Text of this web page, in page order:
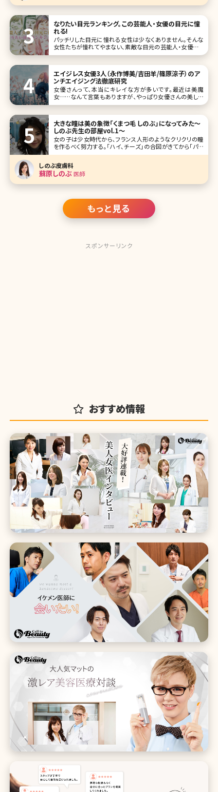
なりたい目元ランキング。この芸能人・女優の目元に憧
れる!
パッチリした目元に憧れる女性は少なくありません。そんな
女性たちが憧れてやまない、素敵な目元の芸能人・女優をラ
ンキングにしました!ランキングに出ている芸能人・女優さん
エイジレス女優3人（永作博美/吉田羊/篠原涼子）のア
ンチエイジング法徹底研究
女優さんって、本当にキレイな方が多いです。最近は美魔
女……なんて言葉もありますが、やっぱり女優さんの美しさ
には敵いません。 年齢不詳で、本当の年齢は全くわからな
とりサラサラ、もちろんスタイルも抜群で、いったいどんなアン
チエイジングの対策を
大きな瞳は美の象徴「くまつ毛 しのぶ」になってみた〜
しのぶ先生の部屋vol.1〜
女の子は少女時代から、フランス人形のようなクリクリの瞳
を作るべく努力する。「ハイ、チーズ」の合図がきてから「パチ
リ」とシャッターの音が切れるまで、眉毛を釣り上げ、目を見
開く。 これが老化のはじまりなのだ。 ひたいにシワを作り続
けている。オリ刻ませたシワは目を開かなくてもしっかりとそ
こに
しのぶ皮膚科
蘇原しのぶ医師
もっと見る
スポンサーリンク
おすすめ情報